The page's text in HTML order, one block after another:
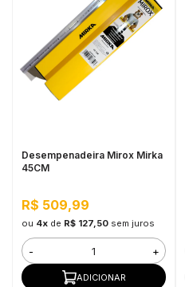
Desempenadeira Mirox Mirka
45CM
R$ 509,99
ou 4xde R$ 127,50 sem juros
- +
ADICIONAR